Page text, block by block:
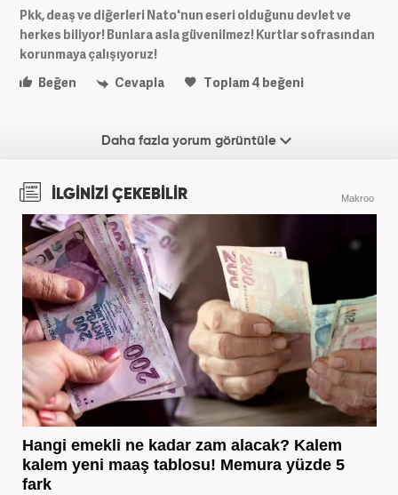
Pkk, deaş ve diğerleri Nato'nun eseri olduğunu devlet ve
herkes biliyor! Bunlara asla güvenilmez! Kurtlar sofrasından
korunmaya çalışıyoruz!
Beğen
Cevapla Toplam4 beğeni
Daha fazla yorum görüntüle
İLGİNİZİ ÇEKEBİLİR Makroo
Hangi emekli ne kadar zam alacak? Kalem
kalem yeni maaş tablosu! Memura yüzde 5
fark